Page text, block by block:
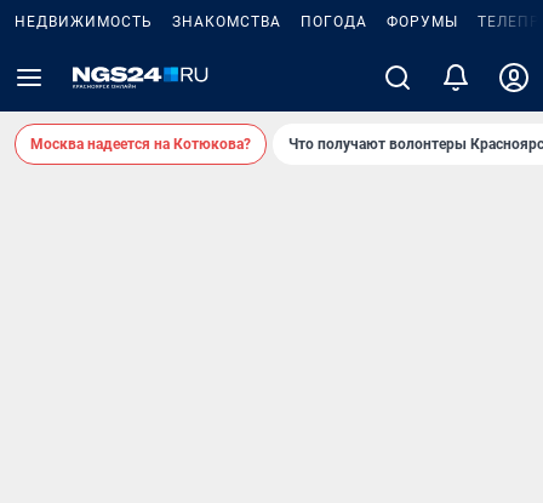
НЕДВИЖИМОСТЬ ЗНАКОМСТВА ПОГОДА ФОРУМЫ
Москва надеется на Котюкова? Что получают волонтеры